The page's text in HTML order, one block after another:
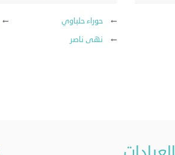
حوراء حلباوي
نهى ناصر